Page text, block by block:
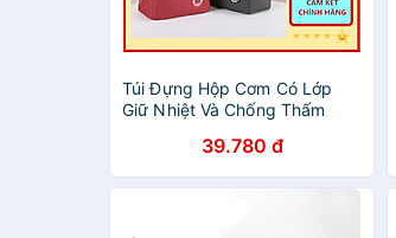
Túi Đựng Hộp Cơm Có Lớp
Giữ Nhiệt Và Chống Thấm
PaKaSa - Hàng Chính Hãng
39.780 đ